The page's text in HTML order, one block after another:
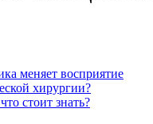
меняет восприятие
хирургии?
стоит знать?